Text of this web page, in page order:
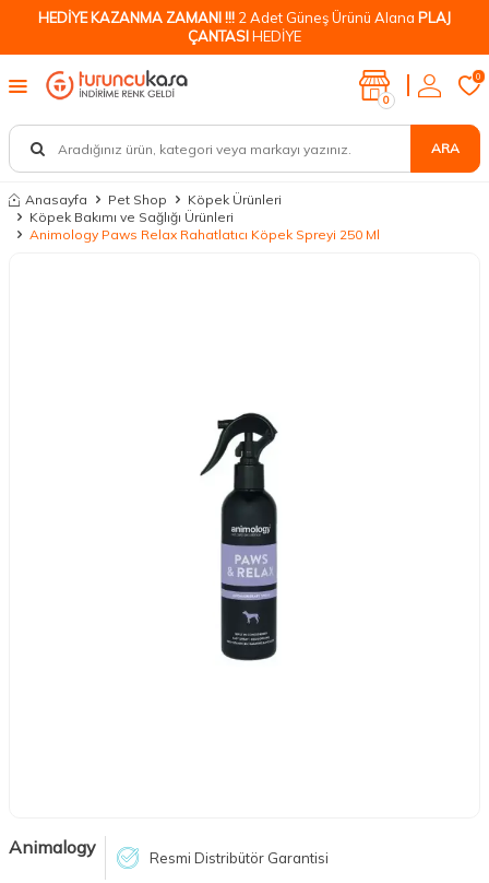
HEDİYE KAZANMA ZAMANI !!! 2 Adet Güneş Ürünü Alana PLAJ
ÇANTASIHEDİYE
ARA
0
0
Anasayfa Pet Shop
Köpek Ürünleri
Köpek Bakımı ve Sağlığı Ürünleri
Animology Paws Relax Rahatlatıcı Köpek Spreyi 250 Ml
Animalogy Resmi Distribütör Garantisi